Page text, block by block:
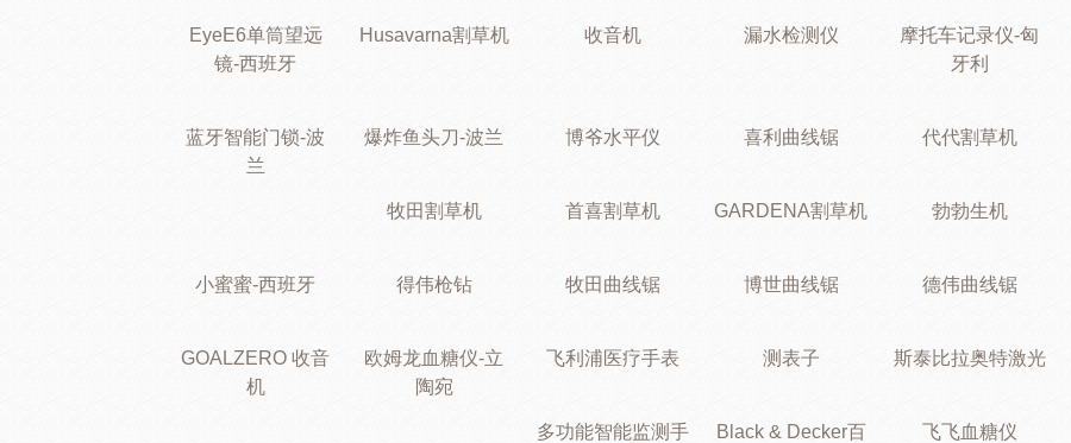
EyeE6单筒望远
镜-西班牙
Husavarna割草机 收音机 漏水检测仪
摩托车记录仪-匈
牙利
蓝牙智能门锁-波
兰
爆炸鱼头刀-波兰 博爷水平仪 喜利曲线锯 代代割草机
牧田割草机 首喜割草机 GARDENA割草机 勃勃生机
小蜜蜜-西班牙 得伟枪钻 牧田曲线锯 博世曲线锯 德伟曲线锯
GOALZERO 收音
机
欧姆龙血糖仪-立
陶宛
飞利浦医疗手表 测表子 斯泰比拉奥特激光
多功能智能监测手
Black & Decker百
飞飞血糖仪